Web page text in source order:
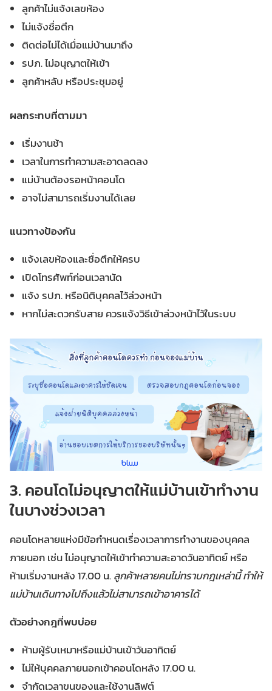
ลูกค้าไม่แจ้งเลขห้อง
ไม่แจ้งชื่อตึก
ติดต่อไม่ได้เมื่อแม่บ้านมาถึง
รปภ. ไม่อนุญาตให้เข้า
ลูกค้าหลับ หรือประชุมอยู่
ผลกระทบที่ตามมา
เริ่มงานช้า
เวลาในการทำความสะอาดลดลง
แม่บ้านต้องรอหน้าคอนโด
อาจไม่สามารถเริ่มงานได้เลย
แนวทางป้องกัน
แจ้งเลขห้องและชื่อตึกให้ครบ
เปิดโทรศัพท์ก่อนเวลานัด
แจ้ง รปภ. หรือนิติบุคคลไว้ล่วงหน้า
หากไม่สะดวกรับสาย ควรแจ้งวิธีเข้าล่วงหน้าไว้ในระบบ
3. คอนโดไม่อนุญาตให้แม่บ้านเข้าทำงาน
ในบางช่วงเวลา
คอนโดหลายแห่งมีข้อกำหนดเรื่องเวลาการทำงานของบุคคล
ภายนอก เช่น ไม่อนุญาตให้เข้าทำความสะอาดวันอาทิตย์ หรือ
ห้ามเริ่มงานหลัง 17.00 น.ลูกค้าหลายคนไม่ทราบกฎเหล่านี้ ทำให้
แม่บ้านเดินทางไปถึงแล้วไม่สามารถเข้าอาคารได้
ตัวอย่างกฎที่พบบ่อย
ห้ามผู้รับเหมาหรือแม่บ้านเข้าวันอาทิตย์
ไม่ให้บุคคลภายนอกเข้าคอนโดหลัง 17.00 น.
จำกัดเวลาขนของและใช้งานลิฟต์